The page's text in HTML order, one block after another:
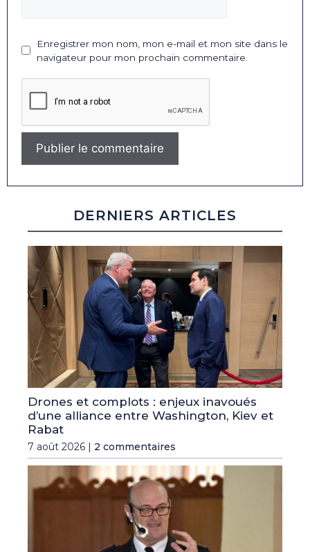
Enregistrer mon nom, mon e-mail et mon site dans le
navigateur pour mon prochain commentaire.
DERNIERS ARTICLES
Drones et complots : enjeux inavoués
d’une alliance entre Washington, Kiev et
Rabat
7 août 2026 | 2 commentaires